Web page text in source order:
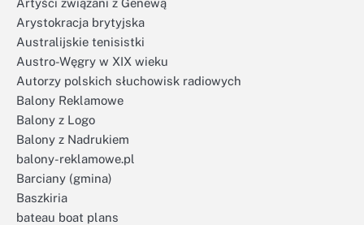
Arystokracja brytyjska
Australijskie tenisistki
Austro-Węgry w XIX wieku
Autorzy polskich słuchowisk radiowych
Balony Reklamowe
Balony z Logo
Balony z Nadrukiem
balony-reklamowe.pl
Barciany (gmina)
Baszkiria
bateau boat plans